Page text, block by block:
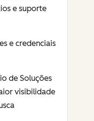
e suporte
e credenciais
de Soluções
visibilidade